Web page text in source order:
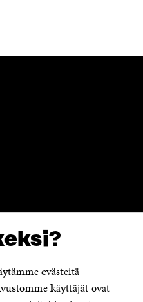
evästeitä
käyttäjät ovat
Sitra